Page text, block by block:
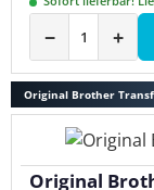
− +
Original Brother
Original